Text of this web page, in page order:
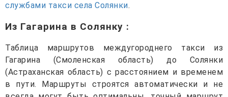
службами такси села Солянки.
Из Гагарина в Солянку :
Таблица маршрутов междугороднего такси из
Гагарина (Смоленская область) до Солянки
(Астраханская область) с расстоянием и временем
в пути. Маршруты строятся автоматически и не